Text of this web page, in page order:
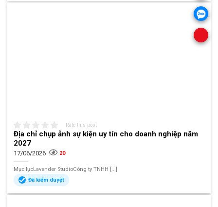
Rate this post
Địa chỉ chụp ảnh sự kiện uy tín cho doanh nghiệp năm
2027
17/06/2026 20
Mục lụcLavender StudioCông ty TNHH [...]
Đã kiểm duyệt